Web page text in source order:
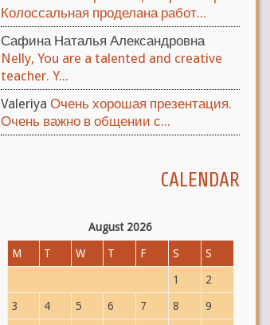
Колоссальная проделана работ...
Сафина Наталья Александровна
Nelly, You are a talented and creative
teacher. Y...
Valeriya Очень хорошая презентация.
Очень важно в общении с...
CALENDAR
August 2026
M T W T F S S
1 2
3 4 5 6 7 8 9